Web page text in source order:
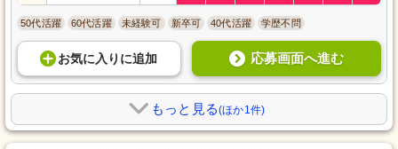
50代活躍 60代活躍 未経験可 新卒可 40代活躍 学歴不問
お気に入り に追加 応募画面へ進む
もっと見る(ほか1件)